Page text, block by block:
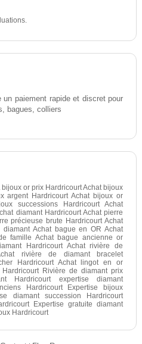
paiement rapide et discret pour
bagues, colliers
or prix Hardricourt Achat bijoux
argent Hardricourt Achat bijoux or
successions Hardricourt Achat
diamant Hardricourt Achat pierre
précieuse brute Hardricourt Achat
Achat bague en OR Achat
famille Achat bague ancienne or
Hardricourt Achat rivière de
rivière de diamant bracelet
Hardricourt Achat lingot en or
Rivière de diamant prix
Hardricourt expertise diamant
Hardricourt Expertise bijoux
diamant succession Hardricourt
Expertise gratuite diamant
Hardricourt